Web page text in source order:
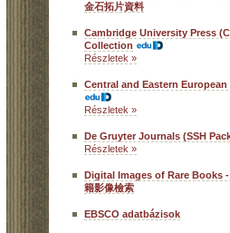
金石拓片資料
Cambridge University Press
Collection
Részletek »
Central and Eastern
Részletek »
De Gruyter Journals (SSH
Részletek »
Digital Images of Rare Books
籍影像檢索
EBSCO adatbázisok